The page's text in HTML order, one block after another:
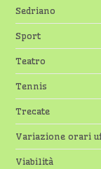
Sedriano
Sport
Teatro
Tennis
Trecate
Variazione orari
Viabilità